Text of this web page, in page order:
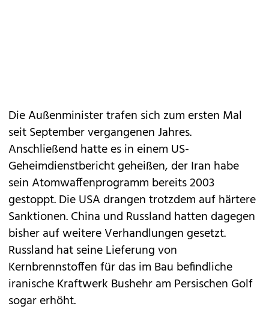
Die Außenminister trafen sich zum ersten Mal
seit September vergangenen Jahres.
Anschließend hatte es in einem US-
Geheimdienstbericht geheißen, der Iran habe
sein Atomwaffenprogramm bereits 2003
gestoppt. Die USA drangen trotzdem auf härtere
Sanktionen. China und Russland hatten dagegen
bisher auf weitere Verhandlungen gesetzt.
Russland hat seine Lieferung von
Kernbrennstoffen für das im Bau befindliche
iranische Kraftwerk Bushehr am Persischen Golf
sogar erhöht.